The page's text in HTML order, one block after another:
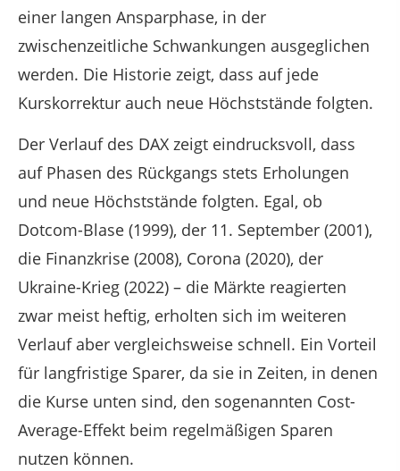
einer langen Ansparphase, in der
zwischenzeitliche Schwankungen ausgeglichen
werden. Die Historie zeigt, dass auf jede
Kurskorrektur auch neue Höchststände folgten.
Der Verlauf des DAX zeigt eindrucksvoll, dass
auf Phasen des Rückgangs stets Erholungen
und neue Höchststände folgten. Egal, ob
Dotcom-Blase (1999), der 11. September (2001),
die Finanzkrise (2008), Corona (2020), der
Ukraine-Krieg (2022) – die Märkte reagierten
zwar meist heftig, erholten sich im weiteren
Verlauf aber vergleichsweise schnell. Ein Vorteil
für langfristige Sparer, da sie in Zeiten, in denen
die Kurse unten sind, den sogenannten Cost-
Average-Effekt beim regelmäßigen Sparen
nutzen können.